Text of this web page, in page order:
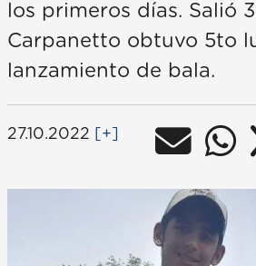
los primeros días. Salió
Carpanetto obtuvo 5to
lanzamiento de bala.
27.10.2022 [+]